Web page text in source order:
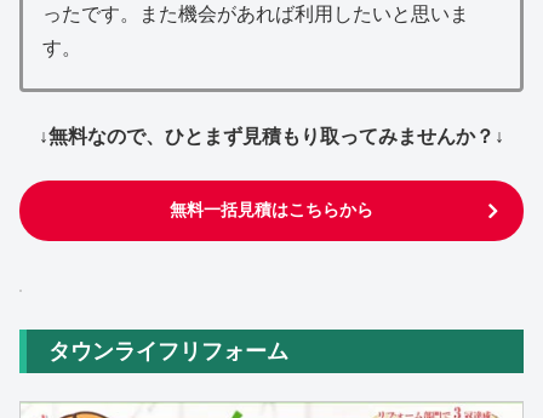
ったです。また機会があれば利用したいと思いま
す。
↓無料なので、ひとまず見積もり取ってみませんか？↓
無料一括見積はこちらから
タウンライフリフォーム